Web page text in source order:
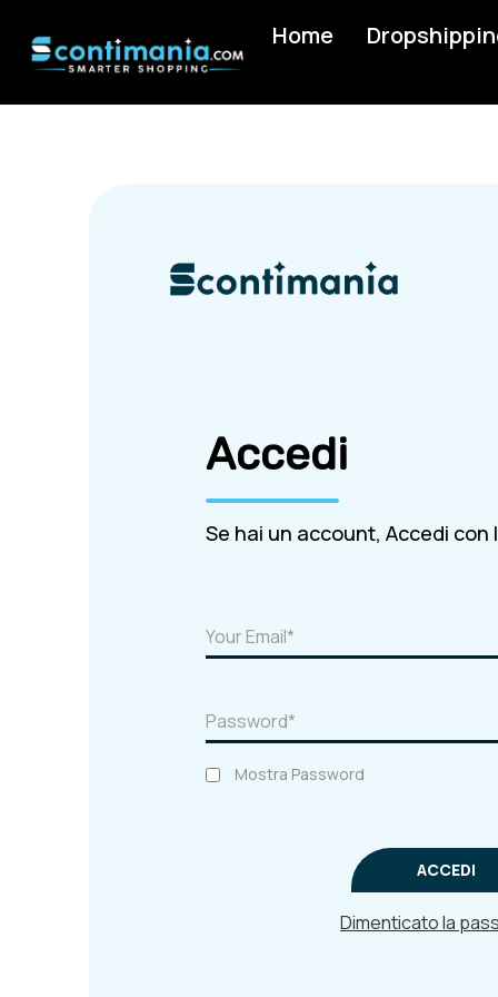
Home
Accedi
Se hai un account, Accedi con
Mostra Password
ACCEDI
Dimenticato la